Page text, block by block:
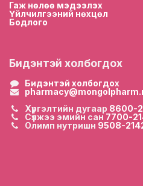
Гаж нөлөө мэдээлэх
Үйлчилгээний нөхцөл
Бодлого
Бидэнтэй холбогдох
Бидэнтэй холбогдох
Хүргэлтийн дугаар 8600-
Сүлжээ эмийн сан 7700-
Олимп нутришн 9508-